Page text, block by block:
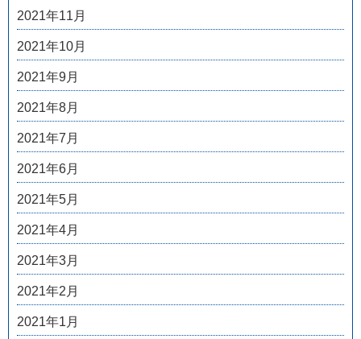
2021年11月
2021年10月
2021年9月
2021年8月
2021年7月
2021年6月
2021年5月
2021年4月
2021年3月
2021年2月
2021年1月